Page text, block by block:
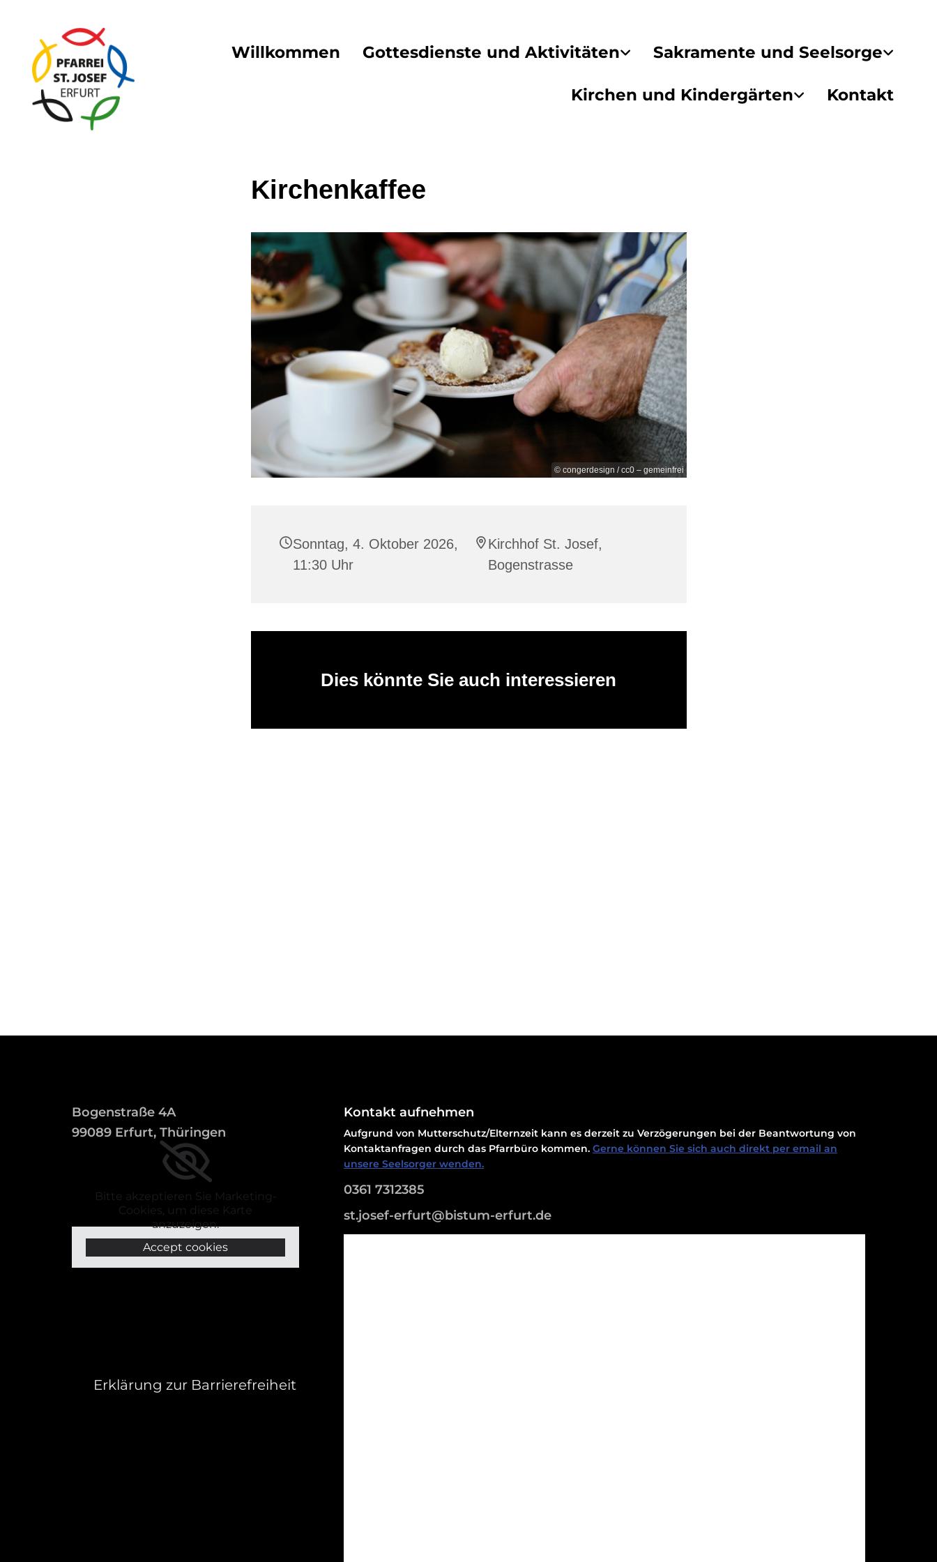
Willkommen Gottesdienste und Aktivitäten Sakramente und Seelsorge
Kirchen und Kindergärten Kontakt
Kirchenkaffee
© congerdesign / cc0 – gemeinfrei
Sonntag, 4. Oktober 2026,
11:30 Uhr
Kirchhof St. Josef,
Bogenstrasse
Dies könnte Sie auch interessieren
Bogenstraße 4A
99089 Erfurt, Thüringen
Bitte akzeptieren Sie Marketing-
Cookies, um diese Karte
anzuzeigen.
Accept cookies
Erklärung zur Barrierefreiheit
Kontakt aufnehmen
Aufgrund von Mutterschutz/Elternzeit kann es derzeit zu Verzögerungen bei der Beantwortung von
Kontaktanfragen durch das Pfarrbüro kommen. Gerne können Sie sich auch direkt per email an
unsere Seelsorger wenden.
0361 7312385
st.josef-erfurt@bistum-erfurt.de